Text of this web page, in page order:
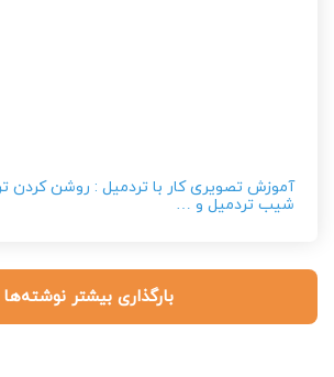
آموزش تصویری کار با تردمیل : روشن کردن
شیب تردمیل و …
بارگذاری بیشتر نوشته‌ها